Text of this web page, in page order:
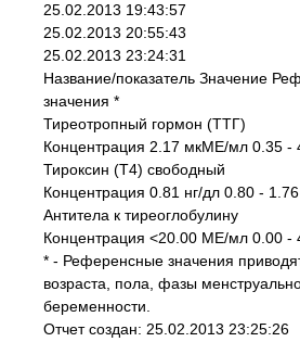
25.02.2013 19:43:57
25.02.2013 20:55:43
25.02.2013 23:24:31
Название/показатель Значение
значения *
Тиреотропный гормон (ТТГ)
Концентрация 2.17 мкМЕ/мл 0.35 -
Тироксин (Т4) свободный
Концентрация 0.81 нг/дл 0.80 - 1.76
Антитела к тиреоглобулину
Концентрация <20.00 МЕ/мл 0.00 -
* - Референсные значения
возраста, пола, фазы
беременности.
Отчет создан: 25.02.2013 23:25:26